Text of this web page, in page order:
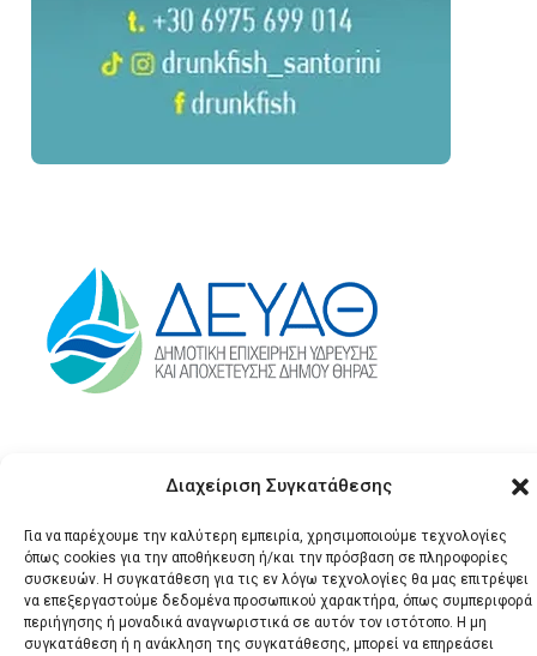
Διαχείριση Συγκατάθεσης
Για να παρέχουμε την καλύτερη εμπειρία, χρησιμοποιούμε τεχνολογίες
όπως cookies για την αποθήκευση ή/και την πρόσβαση σε πληροφορίες
συσκευών. Η συγκατάθεση για τις εν λόγω τεχνολογίες θα μας επιτρέψει
να επεξεργαστούμε δεδομένα προσωπικού χαρακτήρα, όπως συμπεριφορά
περιήγησης ή μοναδικά αναγνωριστικά σε αυτόν τον ιστότοπο. Η μη
συγκατάθεση ή η ανάκληση της συγκατάθεσης, μπορεί να επηρεάσει
© 2026 Santonews - Όλα
τα δικαιώματα